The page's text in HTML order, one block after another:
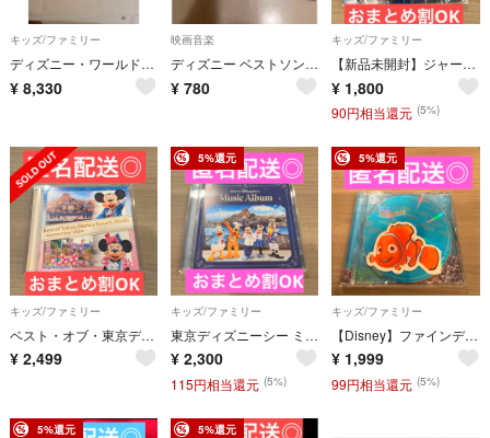
キッズ/ファミリー
ディズニー・ワールド・ビート：ベストライブセレクションアマゾン限定メガジャケ付
¥ 8,330
映画音楽
ディズニー ベストソングス Four Seasons 2枚組 CD 全30曲
¥ 780
キッズ/ファミリー
【新品未開封】ジャーニー・トゥ・ファンタジースプリングス
¥ 1,800
90円相当還元 (5%)
キッズ/ファミリー
ベスト・オブ・東京ディズニーリゾート（R）・ミュージック〜リメンバー2024〜
¥ 2,499
5%還元
キッズ/ファミリー
東京ディズニーシー ミュージック・アルバム
¥ 2,300
115円相当還元 (5%)
5%還元
キッズ/ファミリー
【Disney】ファインディング・ニモ オリジナル・サウンドトラック CD
¥ 1,999
99円相当還元 (5%)
5%還元 5%還元